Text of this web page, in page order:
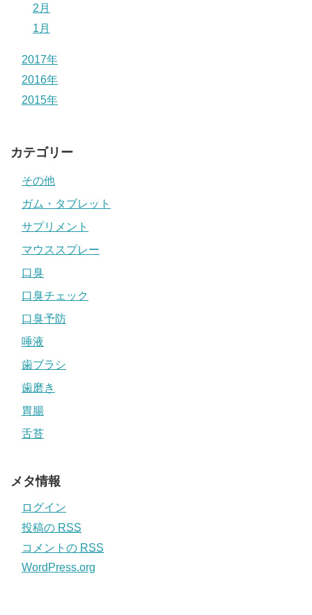
2月
1月
2017年
2016年
2015年
カテゴリー
その他
ガム・タブレット
サプリメント
マウススプレー
口臭
口臭チェック
口臭予防
唾液
歯ブラシ
歯磨き
胃腸
舌苔
メタ情報
ログイン
投稿の RSS
コメントの RSS
WordPress.org